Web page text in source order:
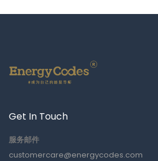
Get In Touch
服务邮件
customercare@energycodes.com